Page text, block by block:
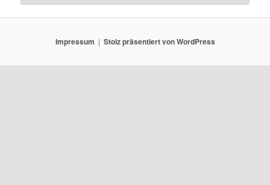
Impressum Stolz präsentiert von WordPress